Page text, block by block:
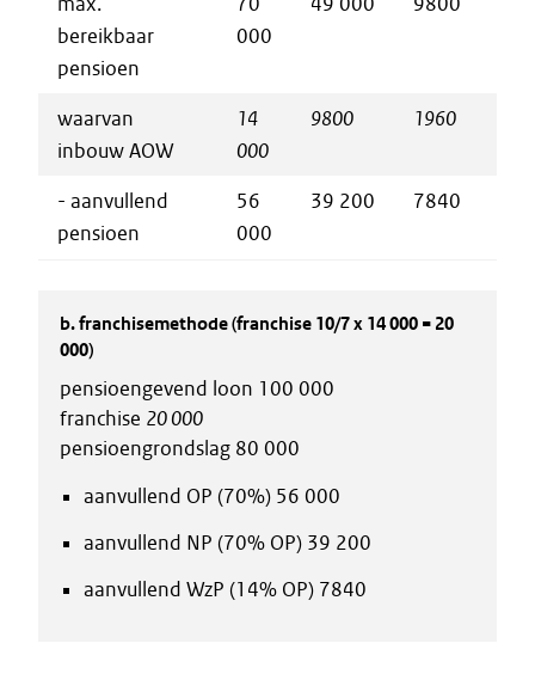
bereikbaar
pensioen
000
waarvan
inbouw AOW
14
000
9800 1960
- aanvullend
pensioen
56
000
39 200 7840
b. franchisemethode (franchise 10/7 x 14 000 = 20
000)
pensioengevend loon 100 000
franchise 20 000
pensioengrondslag 80 000
aanvullend OP (70%) 56 000
aanvullend NP (70% OP) 39 200
aanvullend WzP (14% OP) 7840